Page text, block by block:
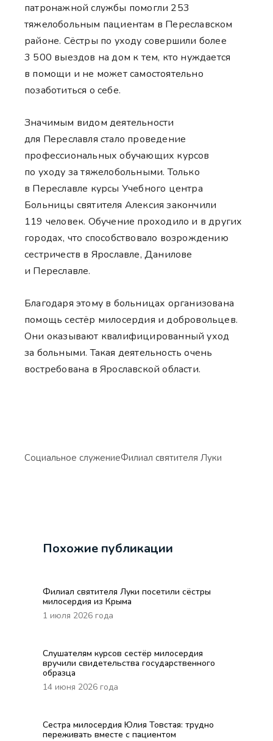
патронажной службы помогли 253
тяжелобольным пациентам в Переславском
районе. Сёстры по уходу совершили более
3 500 выездов на дом к тем, кто нуждается
в помощи и не может самостоятельно
позаботиться о себе.
Значимым видом деятельности
для Переславля стало проведение
профессиональных обучающих курсов
по уходу за тяжелобольными. Только
в Переславле курсы Учебного центра
Больницы святителя Алексия закончили
119 человек. Обучение проходило и в других
городах, что способствовало возрождению
сестричеств в Ярославле, Данилове
и Переславле.
Благодаря этому в больницах организована
помощь сестёр милосердия и добровольцев.
Они оказывают квалифицированный уход
за больными. Такая деятельность очень
востребована в Ярославской области.
Социальное служениеФилиал святителя Луки
Похожие публикации
Филиал святителя Луки посетили сёстры
милосердия из Крыма
1 июля 2026 года
Слушателям курсов сестёр милосердия
вручили свидетельства государственного
образца
14 июня 2026 года
Сестра милосердия Юлия Товстая: трудно
переживать вместе с пациентом